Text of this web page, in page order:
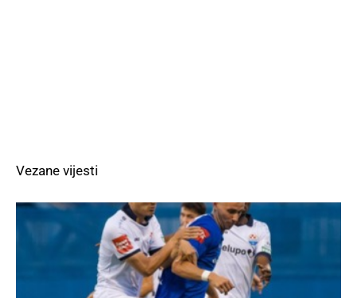
Vezane vijesti